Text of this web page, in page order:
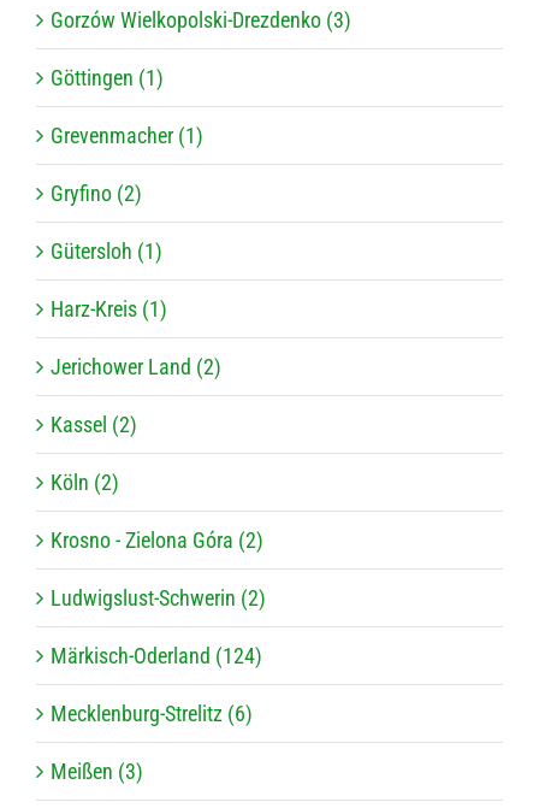
Gorzów Wielkopolski-Drezdenko (3)
Göttingen (1)
Grevenmacher (1)
Gryfino (2)
Gütersloh (1)
Harz-Kreis (1)
Jerichower Land (2)
Kassel (2)
Köln (2)
Krosno - Zielona Góra (2)
Ludwigslust-Schwerin (2)
Märkisch-Oderland (124)
Mecklenburg-Strelitz (6)
Meißen (3)